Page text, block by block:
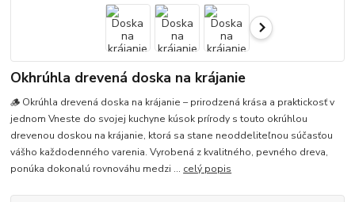
Okhrúhla drevená doska na krájanie
🪵 Okrúhla drevená doska na krájanie – prirodzená krása a praktickosť v
jednom Vneste do svojej kuchyne kúsok prírody s touto okrúhlou
drevenou doskou na krájanie, ktorá sa stane neoddeliteľnou súčasťou
vášho každodenného varenia. Vyrobená z kvalitného, pevného dreva,
ponúka dokonalú rovnováhu medzi ... celý popis